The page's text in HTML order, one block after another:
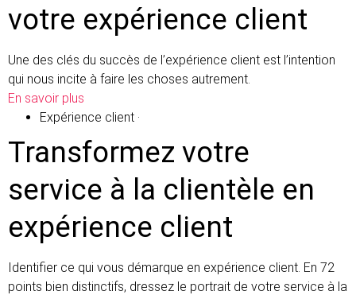
votre expérience client
Une des clés du succès de l’expérience client est l’intention
qui nous incite à faire les choses autrement.
En savoir plus
Expérience client ·
Transformez votre
service à la clientèle en
expérience client
Identifier ce qui vous démarque en expérience client. En 72
points bien distinctifs, dressez le portrait de votre service à la